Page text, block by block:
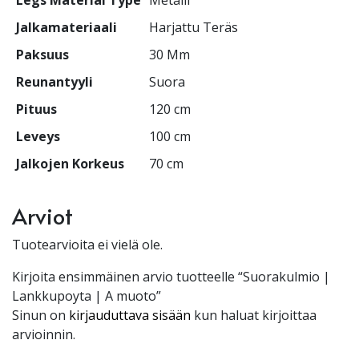
Jalkamateriaali
Harjattu Teräs
Paksuus
30 Mm
Reunantyyli
Suora
Pituus
120 cm
Leveys
100 cm
Jalkojen Korkeus
70 cm
Arviot
Tuotearvioita ei vielä ole.
Kirjoita ensimmäinen arvio tuotteelle “Suorakulmio |
Lankkupoyta | A muoto”
Sinun on kirjauduttava sisään kun haluat kirjoittaa
arvioinnin.